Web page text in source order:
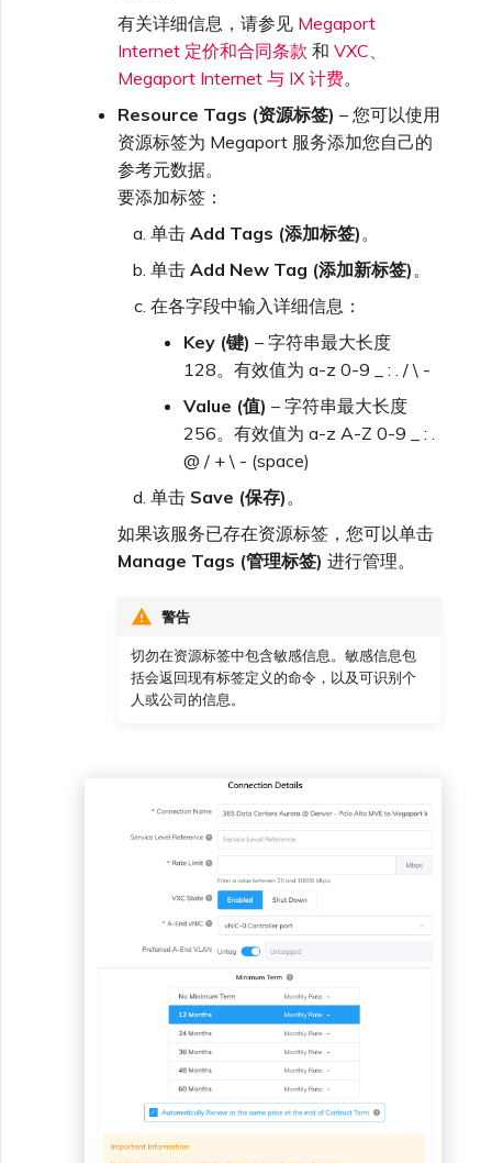
有关详细信息，请参见 Megaport
Internet 定价和合同条款 和 VXC、
Megaport Internet 与 IX 计费。
Resource Tags (资源标签) – 您可以使用
资源标签为 Megaport 服务添加您自己的
参考元数据。
要添加标签：
单击 Add Tags (添加标签)。
单击 Add New Tag (添加新标签)。
在各字段中输入详细信息：
Key (键) – 字符串最大长度
128。有效值为 a-z 0-9 _ : . / \ -
Value (值) – 字符串最大长度
256。有效值为 a-z A-Z 0-9 _ : .
@ / + \ - (space)
单击 Save (保存)。
如果该服务已存在资源标签，您可以单击
Manage Tags (管理标签) 进行管理。
警告
切勿在资源标签中包含敏感信息。敏感信息包
括会返回现有标签定义的命令，以及可识别个
人或公司的信息。